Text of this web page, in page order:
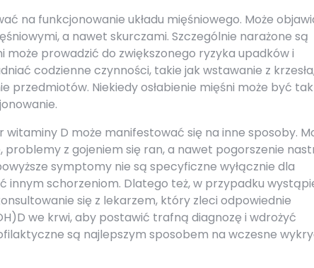
na funkcjonowanie układu mięśniowego. Może
a nawet skurczami. Szczególnie narażone są
może prowadzić do zwiększonego ryzyka upadków i
codzienne czynności, takie jak wstawanie z
przedmiotów. Niekiedy osłabienie mięśni może być tak
D może manifestować się na inne sposoby.
z gojeniem się ran, a nawet pogorszenie
symptomy nie są specyficzne wyłącznie dla
innym schorzeniom. Dlatego też, w przypadku
się z lekarzem, który zleci odpowiednie
we krwi, aby postawić trafną diagnozę i wdrożyć
są najlepszym sposobem na wczesne